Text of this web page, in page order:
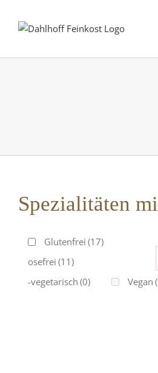
Spezialitäten
Glutenfrei (17)
Laktosefrei (11)
Ovo-vegetarisch (0) Vegan